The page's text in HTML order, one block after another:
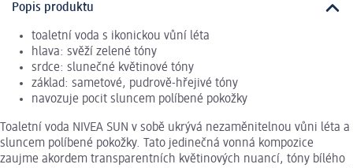
Popis produktu
toaletní voda s ikonickou vůní léta
hlava: svěží zelené tóny
srdce: slunečné květinové tóny
základ: sametové, pudrově-hřejivé tóny
navozuje pocit sluncem políbené pokožky
Toaletní voda NIVEA SUN v sobě ukrývá nezaměnitelnou vůni léta a
sluncem políbené pokožky. Tato jedinečná vonná kompozice
zaujme akordem transparentních květinových nuancí, tóny bílého